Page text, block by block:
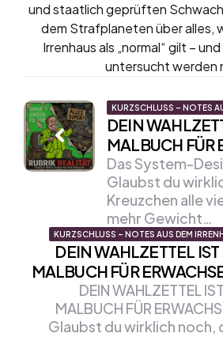
und staatlich geprüften
dem Strafplaneten über alles,
Irrenhaus als „normal“ gilt –
untersucht werden
Post
navigation
KURZSCHLUSS – NOTES
DEIN
MALBUCH FÜR
Das System-
Glaubst du
Kreuzchen alle
mehr Gewicht…
KURZSCHLUSS – NOTES AUS DEM
DEIN WAHLZETTEL IST
MALBUCH FÜR
DEIN WAHLZETTEL
MALBUCH FÜR
Glaubst du wirklich noch,